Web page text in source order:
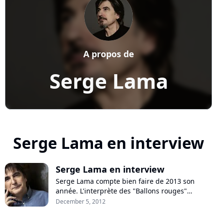
Serge Lama
A propos de
Serge Lama en interview
Serge Lama en interview
Serge Lama compte bien faire de 2013 son
année. L'interprète des "Ballons rouges"
prépare une tournée qui fera escale à l'Olympia
December 5, 2012